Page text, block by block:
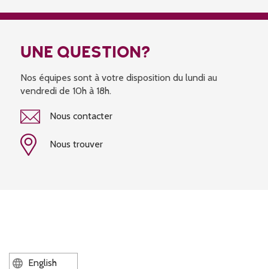
UNE QUESTION?
Nos équipes sont à votre disposition du lundi au
vendredi de 10h à 18h.
Nous contacter
Nous trouver
English